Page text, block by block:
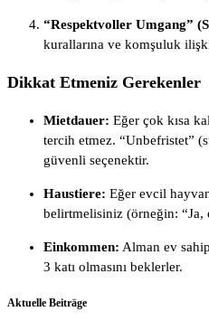
“Respektvoller Umgang”
kurallarına ve komşuluk
Dikkat Etmeniz Gerekenler
Mietdauer: Eğer çok kısa
tercih etmez. “Unbefristet”
güvenli seçenektir.
Haustiere: Eğer evcil
belirtmelisiniz (örneğin: “Ja,
Einkommen: Alman ev
3 katı olmasını beklerler.
Aktuelle Beiträge